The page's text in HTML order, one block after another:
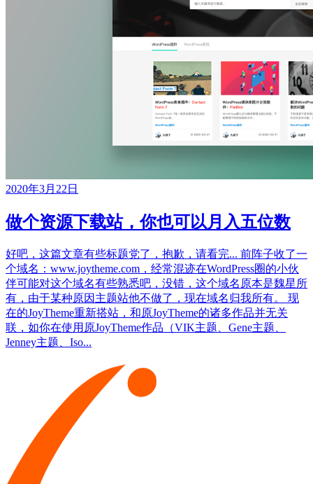
2020年3月22日
做个资源下载站，你也可以月入五位数
好吧，这篇文章有些标题党了，抱歉，请看完... 前阵子收了一
个域名：www.joytheme.com，经常混迹在WordPress圈的小伙
伴可能对这个域名有些熟悉吧，没错，这个域名原本是魏星所
有，由于某种原因主题站他不做了，现在域名归我所有。 现
在的JoyTheme重新搭站，和原JoyTheme的诸多作品并无关
联，如你在使用原JoyTheme作品（VIK主题、Gene主题、
Jenney主题、Iso...